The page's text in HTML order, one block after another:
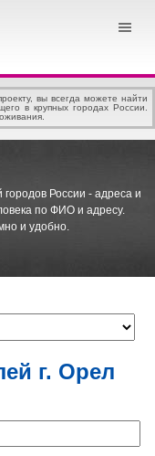
вы всегда можете найти
в крупных городах России.
России - адреса и
по ФИО и адресу.
и удобно.
г. Орел